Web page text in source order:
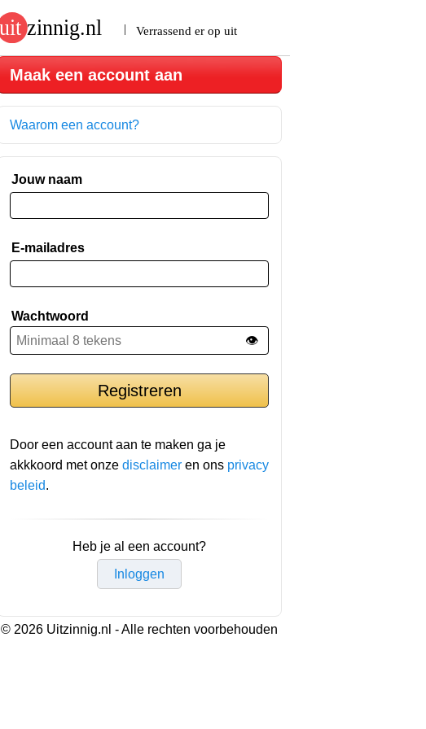
Maak een account aan
Waarom een account?
Jouw naam
E-mailadres
Wachtwoord
👁️
Door een account aan te maken ga je
akkkoord met onze disclaimer en ons privacy
beleid.
Heb je al een account?
Inloggen
© 2026 Uitzinnig.nl - Alle rechten voorbehouden